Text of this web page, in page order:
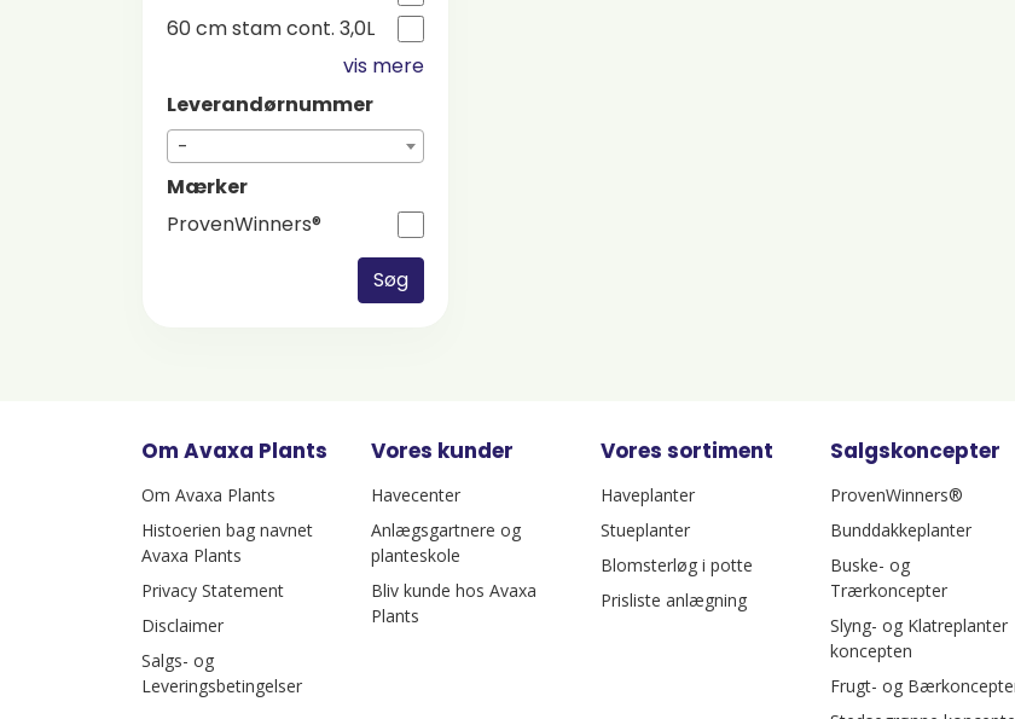
60 cm stam cont. 3,0L
vis mere
Leverandørnummer
-
Mærker
ProvenWinners®
Søg
Om Avaxa Plants
Om Avaxa Plants
Histoerien bag navnet
Avaxa Plants
Privacy Statement
Disclaimer
Salgs- og
Leveringsbetingelser
Vores kunder
Havecenter
Anlægsgartnere og
planteskole
Bliv kunde hos Avaxa
Plants
Vores sortiment
Haveplanter
Stueplanter
Blomsterløg i potte
Prisliste anlægning
Salgskoncepter
ProvenWinners®
Bunddakkeplanter
Buske- og
Trærkoncepter
Slyng- og Klatreplanter
koncepten
Frugt- og